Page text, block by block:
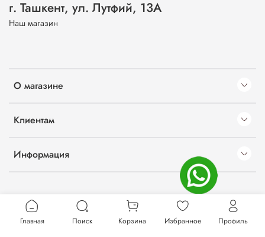
О магазине
Клиентам
Информация
г. Ташкент, ул. Лутфий, 13А
Наш магазин
Главная Поиск Корзина Избранное Профиль